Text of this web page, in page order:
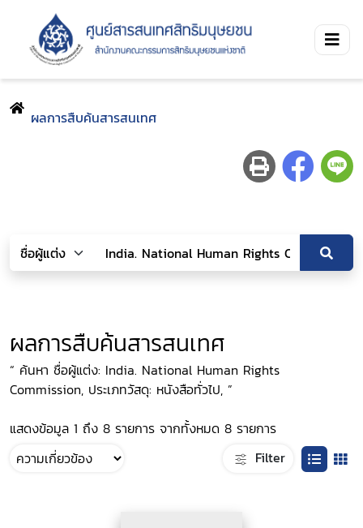
ผลการสืบค้นสารสนเทศ
ผลการสืบค้นสารสนเทศ
“ ค้นหา ชื่อผู้แต่ง: India. National Human Rights
Commission, ประเภทวัสดุ: หนังสือทั่วไป, ”
แสดงข้อมูล 1 ถึง 8 รายการ จากทั้งหมด 8 รายการ
Filter